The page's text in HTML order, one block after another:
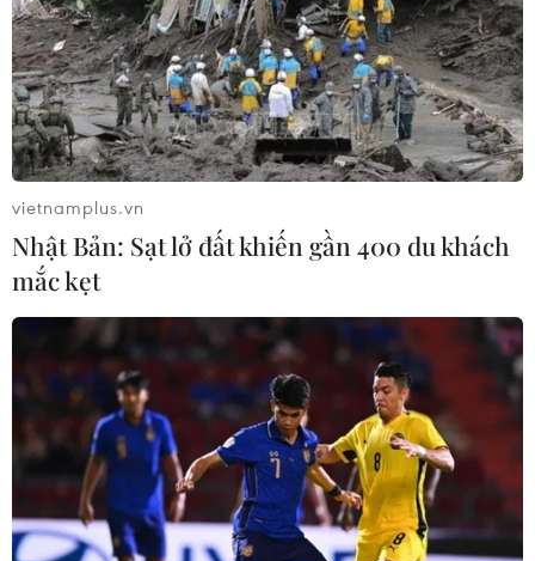
vietnamplus.vn
Nhật Bản: Sạt lở đất khiến gần 400 du khách
mắc kẹt